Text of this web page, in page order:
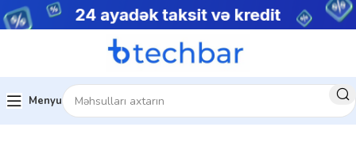
Menyu
Ev Kompüter aksesuarları Xarici SSD